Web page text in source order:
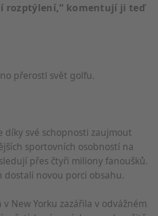
rozptýlení,“ komentují ji teď
přerostl svět golfu.
díky své schopnosti zaujmout
sportovních osobností na
přes čtyři miliony fanoušků.
dostali novou porci obsahu.
New Yorku zazářila v odvážném